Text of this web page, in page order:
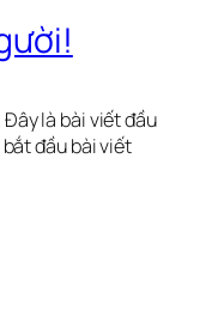
là bài viết đầu
đầu bài viết